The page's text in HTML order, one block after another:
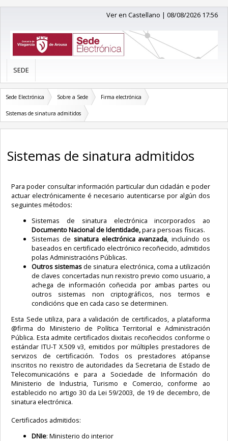
Ver en Castellano |08/08/2026 17:56
SEDE
Sede Electrónica Sobre a Sede Firma electrónica
Sistemas de sinatura admitidos
Sistemas de sinatura admitidos
Para poder consultar información particular dun cidadán e poder
actuar electrónicamente é necesario autenticarse por algún dos
seguintes métodos:
Sistemas de sinatura electrónica incorporados ao
Documento Nacional de Identidade,para persoas físicas.
Sistemas de sinatura electrónica avanzada, incluíndo os
baseados en certificado electrónico recoñecido, admitidos
polas Administracións Públicas.
Outros sistemasde sinatura electrónica, coma a utilización
de claves concertadas nun rexistro previo como usuario, a
achega de información coñecida por ambas partes ou
outros sistemas non criptográficos, nos termos e
condicións que en cada caso se determinen.
Esta Sede utiliza, para a validación de certificados, a plataforma
@firma do Ministerio de Política Territorial e Administración
Pública. Esta admite certificados dixitais recoñecidos conforme o
estándar ITU-T X.509 v3, emitidos por múltiples prestadores de
servizos de certificación. Todos os prestadores atópanse
inscritos no rexistro de autoridades da Secretaria de Estado de
Telecomunicacións e para a Sociedade de Información do
Ministerio de Industria, Turismo e Comercio, conforme ao
establecido no artigo 30 da Lei 59/2003, de 19 de decembro, de
sinatura electrónica.
Certificados admitidos:
DNIe: Ministerio do interior